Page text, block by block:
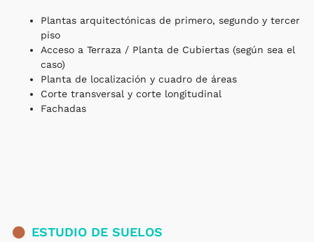
Plantas arquitectónicas de primero, segundo y tercer
piso
Acceso a Terraza / Planta de Cubiertas (según sea el
caso)
Planta de localización y cuadro de áreas
Corte transversal y corte longitudinal
Fachadas
ESTUDIO DE SUELOS